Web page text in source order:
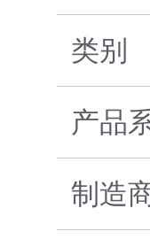
类别
产品
制造